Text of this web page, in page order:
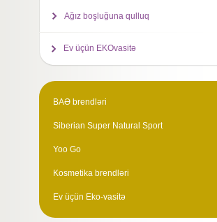
Ağız boşluğuna qulluq
Ev üçün EKOvasitə
BAƏ brendləri
Siberian Super Natural Sport
Yoo Go
Kosmetika brendləri
Ev üçün Eko-vasitə